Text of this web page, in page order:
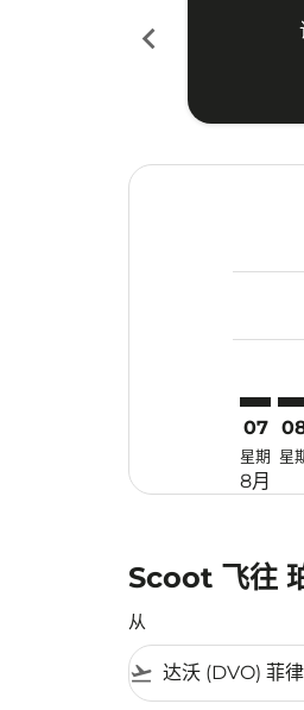
chevron_left
07
星期
8月
星
Scoot 飞往
从
flight_takeoff